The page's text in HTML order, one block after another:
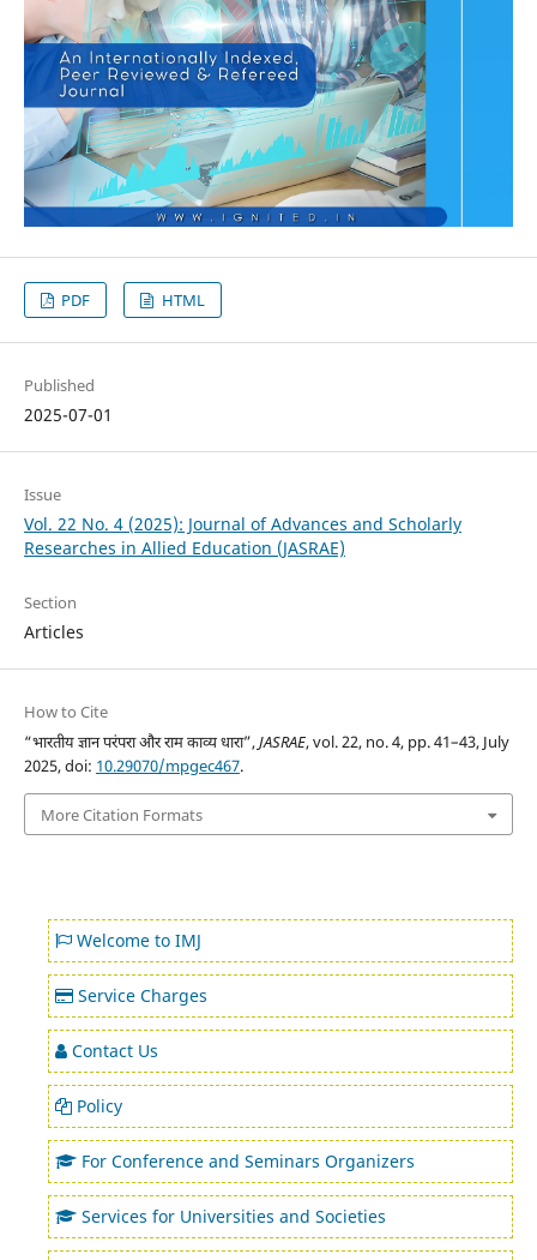
PDF HTML
Published
2025-07-01
Issue
Vol. 22 No. 4 (2025): Journal of Advances and Scholarly
Researches in Allied Education (JASRAE)
Section
Articles
How to Cite
“भारतीय ज्ञान परंपरा और राम काव्य धारा”,JASRAE, vol. 22, no. 4, pp. 41–43, July
2025, doi: 10.29070/mpgec467.
More Citation Formats
Welcome to IMJ
Service Charges
Contact Us
Policy
For Conference and Seminars Organizers
Services for Universities and Societies